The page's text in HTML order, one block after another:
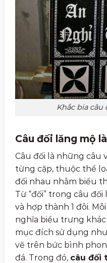
Khắc bia câu
Câu đối lăng mộ
Câu đối là những câu
từng cặp, thuộc thể
đối nhau nhằm biểu
Từ “đối” trong câu
và hợp thành 1 đôi.
nghĩa biểu trưng
mục đích sử dụng
vẽ trên bức bình
đá. Trong đó, câu đối